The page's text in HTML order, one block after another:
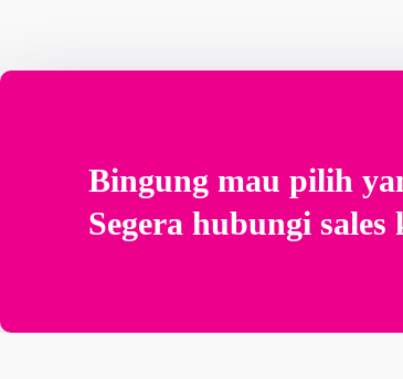
Bingung mau pilih
Segera hubungi